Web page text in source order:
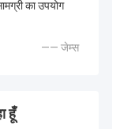
का उपयोग
—— जेम्स
हूँ